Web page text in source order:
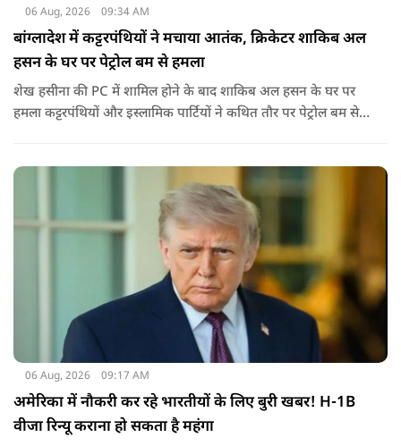
06 Aug, 2026 09:34 AM
बांग्लादेश में कट्टरपंथियों ने मचाया आतंक, क्रिकेटर शाकिब अल
हसन के घर पर पेट्रोल बम से हमला
शेख हसीना की PC में शामिल होने के बाद शाकिब अल हसन के घर पर
हमला कट्टरपंथियों और इस्लामिक पार्टियों ने कथित तौर पर पेट्रोल बम से
जरिए संबोधन दिया था.
06 Aug, 2026 09:17 AM
अमेरिका में नौकरी कर रहे भारतीयों के लिए बुरी खबर! H-1B
वीजा रिन्यू कराना हो सकता है महंगा